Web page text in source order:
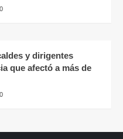
0
y dirigentes
que afectó a más de
0